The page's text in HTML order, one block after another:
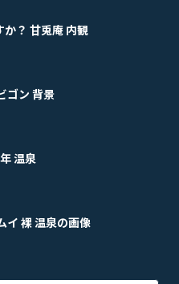
か？ 甘兎庵 内観
ゴン 背景
温泉
イ 裸 温泉の画像